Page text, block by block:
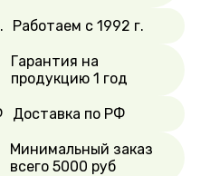
Работаем с 1992 г.
Гарантия на
продукцию 1 год
Доставка по РФ
Минимальный заказ
всего 5000 руб